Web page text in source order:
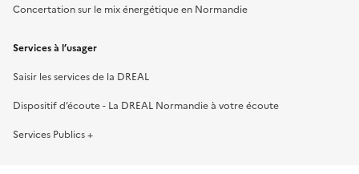
Concertation sur le mix énergétique en Normandie
Services à l’usager
Saisir les services de la DREAL
Dispositif d’écoute - La DREAL Normandie à votre écoute
Services Publics +